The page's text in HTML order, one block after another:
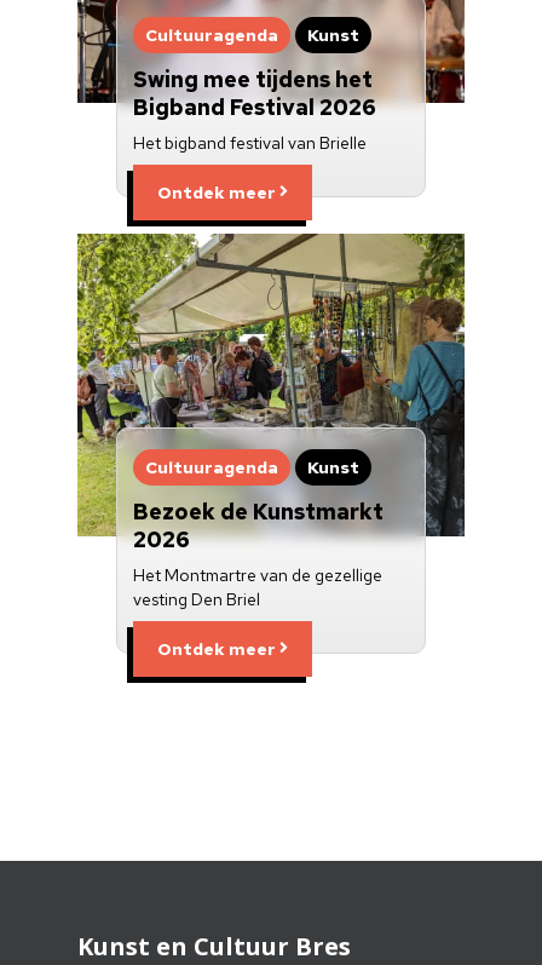
Cultuuragenda Kunst
Swing mee tijdens het
Bigband Festival 2026
Het bigband festival van Brielle
Ontdek meer
Cultuuragenda Kunst
Bezoek de Kunstmarkt
2026
Het Montmartre van de gezellige
vesting Den Briel
Ontdek meer
Kunst en Cultuur Bres